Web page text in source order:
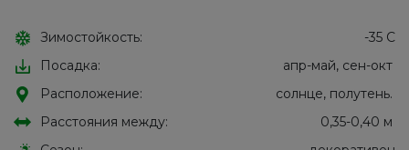
Зимостойкость:
-35 С
Посадка:
апр-май, сен-окт
Расположение:
солнце, полутень.
Расстояния между:
0,35-0,40 м